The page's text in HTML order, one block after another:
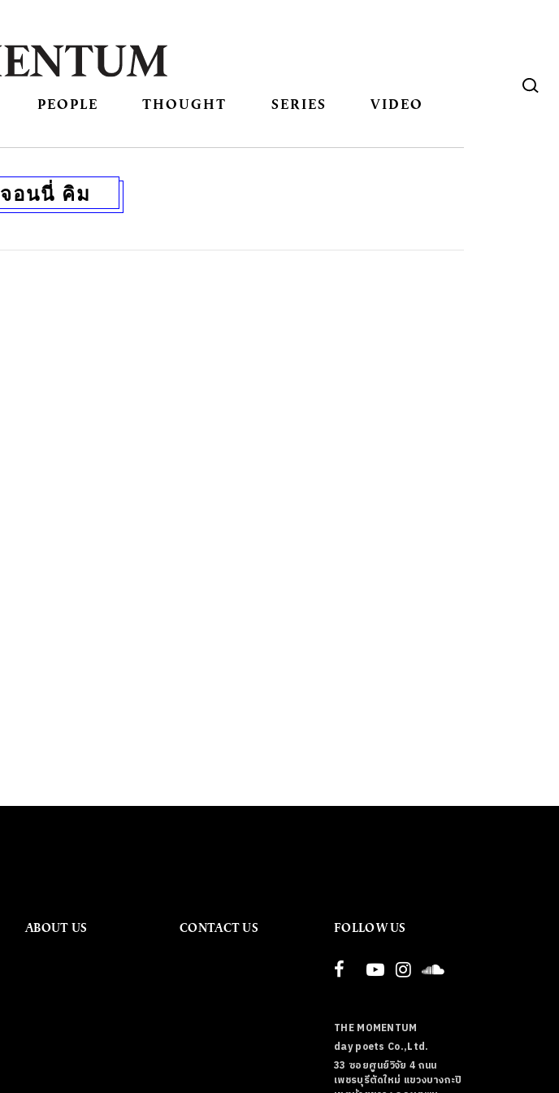
PEOPLE THOUGHT SERIES VIDEO
จอนนี่ คิม
ABOUT US CONTACT US FOLLOW US
THE MOMENTUM
day poets Co.,Ltd.
33 ซอยศูนย์วิจัย 4 ถนน
เพชรบุรีตัดใหม่ แขวงบางกะปิ